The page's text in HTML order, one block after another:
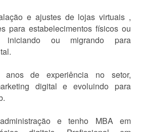
e ajustes de lojas virtuais ,
para estabelecimentos físicos ou
ou migrando para
de experiência no setor,
digital e evoluindo para
e tenho MBA em